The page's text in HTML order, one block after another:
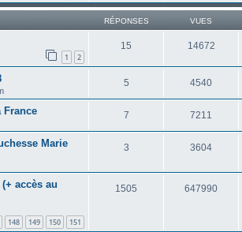
RÉPONSES VUES
1 2
15 14672
5 4540
France 7 7211
Marie
3 3604
accès au
148 149 150 151
1505 647990